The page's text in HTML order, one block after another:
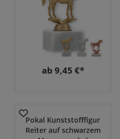
ab 9,45 €*
Pokal Kunststofffigur
Reiter auf schwarzem